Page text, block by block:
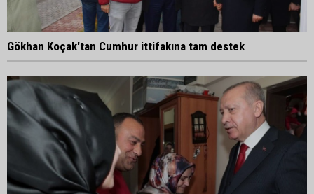
Gökhan Koçak'tan Cumhur ittifakına tam destek